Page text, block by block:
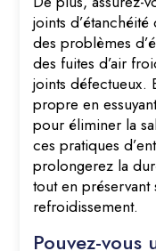
joints
des problèmes
des fuites d’air
joints défectueux.
propre en
pour éliminer la
ces pratiques
prolongerez la
tout en
refroidissement.
Pouvez-